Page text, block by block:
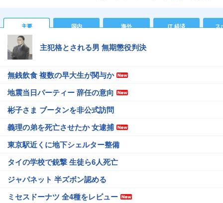
主要 国内 海外 IT 経済 ス
主犯格とされる男 無期懲役判決
無銭飲食 複数の早大生が関与か
地震当日パーティー 辞任の意向
彬子さま ブータンを非公式訪問
義理の弟を死亡させたか 女逮捕
東京駅近くに地下シェルター整備
タイの学校で銃撃 生徒ら6人死亡
ジャパネット 半ズボン認める
ミセスドーナツ 全4種をレビュー